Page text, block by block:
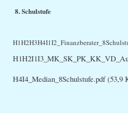
8. Schulstufe
H4I4_Median_8Schulstufe.pdf(53,9